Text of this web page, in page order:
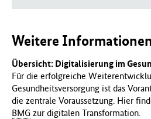
Weitere Informationen
Übersicht: Digitalisierung im
Für die erfolgreiche
Gesundheitsversorgung ist das
die zentrale Voraussetzung. Hier
BMG zur digitalen Transformation.